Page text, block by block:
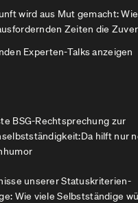
wird aus Mut gemacht:
Zeiten die
Experten-Talks anzeigen
BSG-Rechtsprechung zur
hilft nur
unserer Statuskriterien-
Wie viele Selbstständige